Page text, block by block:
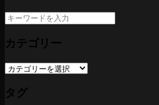
カテゴリー
タグ